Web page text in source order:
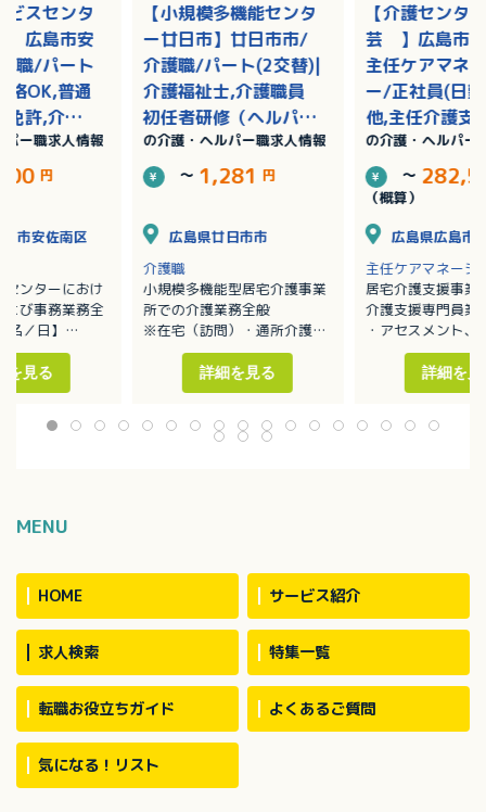
【小規模多機能センタ
ー廿日市】廿日市市/
介護職/パート(2交替)|
介護福祉士,介護職員
初任者研修（ヘルパー
2級）,介護職員実務者
研修（ヘルパー1級）/
完全週休二日
の介護・ヘルパー職求人情報
～ 1,281 円
広島県廿日市市
介護職
小規模多機能型居宅介護事業
所での介護業務全般
※在宅（訪問）・通所介護
（通い）・ショートステイ
（泊まり）の3つの業務に関
わっていただきます。
・日常生活を継続するための
・地域交流や地域連携への取
詳細を見る
【介護センタ
芸 】広島市
主任ケアマネ
ー/正社員(日
他,主任介護支
員,普通自動車
許/完全週休二
の介護・ヘルパー
～
（概算）
広島県広島市
主任ケアマネージ
居宅介護支援事業
介護支援専門員業
・アセスメント、
・ご利用者宅へ訪
タリング業務
・他機関との連絡
詳細を見
ビスセンタ
】広島市安
職/パート
格OK,普通
免許,介護
職員初任
パー2
ー職求人情報
円
市安佐南区
ンターにおけ
び事務業務全
／日】
排泄介助
ション
務 等
を見る
MENU
HOME サービス紹介
求人検索 特集一覧
転職お役立ちガイド よくあるご質問
気になる！リスト